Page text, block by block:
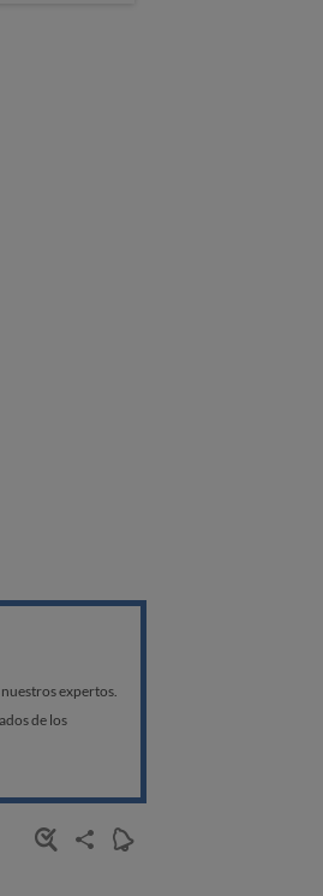
expertos.
de los